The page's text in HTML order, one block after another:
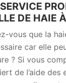
DE HAIE
vous que la
car elle
? Si vous
de l’aide